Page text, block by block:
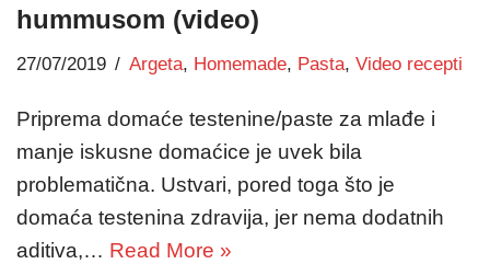
hummusom (video)
27/07/2019 Argeta, Homemade, Pasta, Video recepti
Priprema domaće testenine/paste za mlađe i
manje iskusne domaćice je uvek bila
problematična. Ustvari, pored toga što je
domaća testenina zdravija, jer nema dodatnih
aditiva,… Read More »